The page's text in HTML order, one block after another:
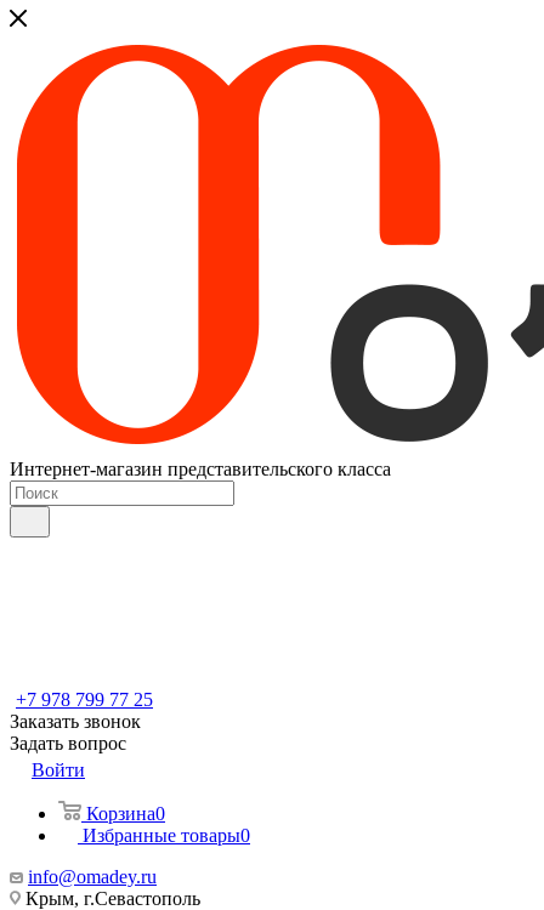
Интернет-магазин представительского класса
+7 978 799 77 25
Заказать звонок
Задать вопрос
Войти
Корзина0
Избранные товары0
info@omadey.ru
Крым, г.Севастополь